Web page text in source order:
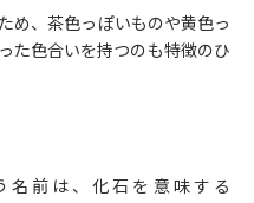
め、茶色っぽいものや黄色っ
た色合いを持つのも特徴のひ
前は、化石を意味する